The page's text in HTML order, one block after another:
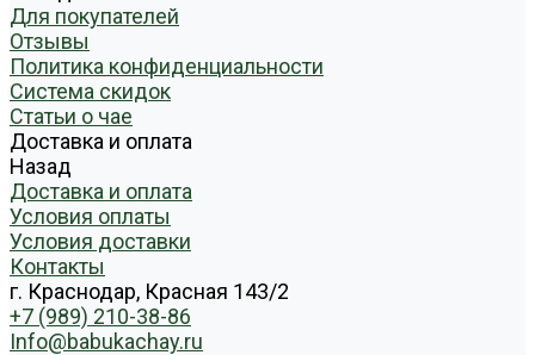
Для покупателей
Отзывы
Политика конфиденциальности
Система скидок
Статьи о чае
Доставка и оплата
Назад
Доставка и оплата
Условия оплаты
Условия доставки
Контакты
г. Краснодар, Красная 143/2
+7 (989) 210-38-86
Info@babukachay.ru